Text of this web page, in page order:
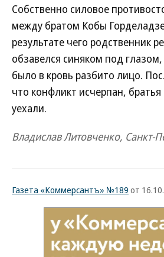
Собственно силовое
между братом Кобы
результате чего родственник
обзавелся синяком под глазом,
было в кровь разбито лицо.
что конфликт исчерпан,
уехали.
Владислав Литовченко, Санкт-
Газета «Коммерсантъ» №189 от